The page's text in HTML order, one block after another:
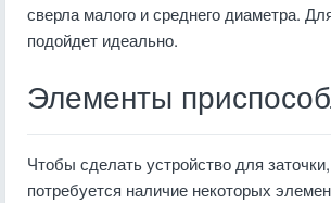
сверла малого и среднего диаметра.
подойдет идеально.
Элементы
Чтобы сделать устройство для
потребуется наличие некоторых